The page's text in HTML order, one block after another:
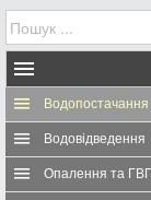
Водопостачання
Водовідведення
Опалення та ГВП